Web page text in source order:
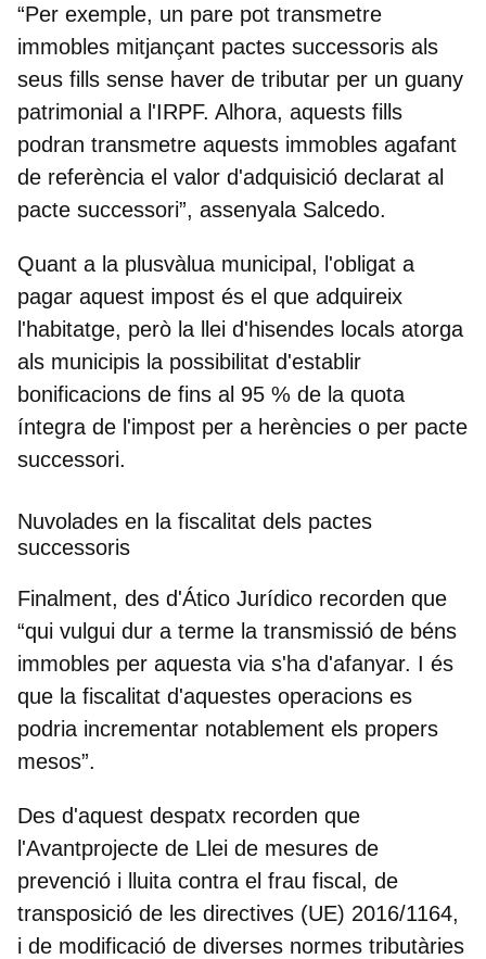
“Per exemple, un pare pot transmetre
immobles mitjançant pactes successoris als
seus fills sense haver de tributar per un guany
patrimonial a l'IRPF. Alhora, aquests fills
podran transmetre aquests immobles agafant
de referència el valor d'adquisició declarat al
pacte successori”, assenyala Salcedo.
Quant a la plusvàlua municipal, l'obligat a
pagar aquest impost és el que adquireix
l'habitatge, però la llei d'hisendes locals atorga
als municipis la possibilitat d'establir
bonificacions de fins al 95 % de la quota
íntegra de l'impost per a herències o per pacte
successori.
Nuvolades en la fiscalitat dels pactes
successoris
Finalment, des d'Ático Jurídico recorden que
“qui vulgui dur a terme la transmissió de béns
immobles per aquesta via s'ha d'afanyar. I és
que la fiscalitat d'aquestes operacions es
podria incrementar notablement els propers
mesos”.
Des d'aquest despatx recorden que
l'Avantprojecte de Llei de mesures de
prevenció i lluita contra el frau fiscal, de
transposició de les directives (UE) 2016/1164,
i de modificació de diverses normes tributàries